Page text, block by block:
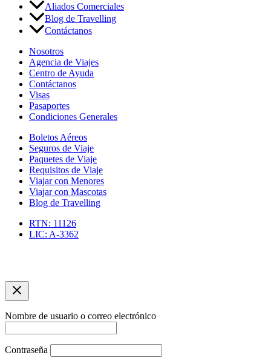
Aliados Comerciales
Blog de Travelling
Contáctanos
Nosotros
Agencia de Viajes
Centro de Ayuda
Contáctanos
Visas
Pasaportes
Condiciones Generales
Boletos Aéreos
Seguros de Viaje
Paquetes de Viaje
Requisitos de Viaje
Viajar con Menores
Viajar con Mascotas
Blog de Travelling
RTN: 11126
LIC: A-3362
Nombre de usuario o correo electrónico
Contraseña